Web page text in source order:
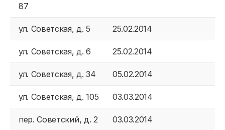
87
ул. Советская, д. 5 25.02.2014
ул. Советская, д. 6 25.02.2014
ул. Советская, д. 34 05.02.2014
ул. Советская, д. 105 03.03.2014
пер. Советский, д. 2 03.03.2014